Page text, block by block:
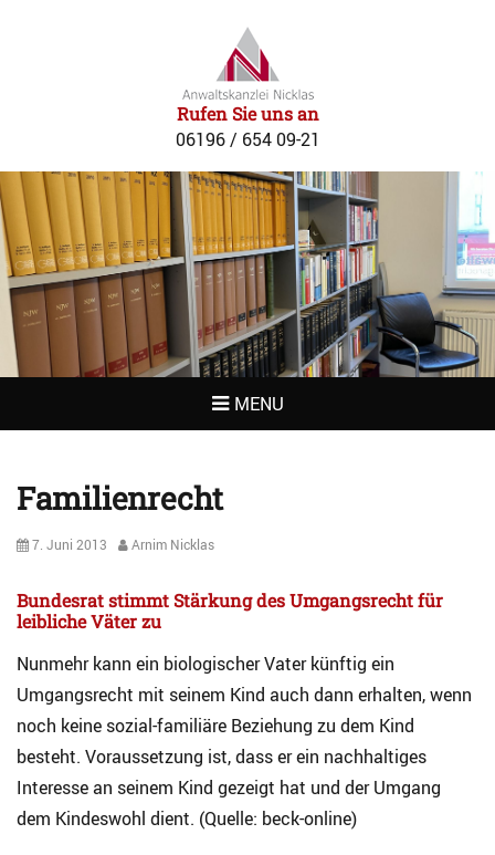
Rufen Sie uns an
06196 / 654 09-21
MENU
Familienrecht
Posted
7. Juni 2013 Author
Arnim Nicklas
Bundesrat stimmt Stärkung des Umgangsrecht für
leibliche Väter zu
Nunmehr kann ein biologischer Vater künftig ein
Umgangsrecht mit seinem Kind auch dann erhalten, wenn
noch keine sozial-familiäre Beziehung zu dem Kind
besteht. Voraussetzung ist, dass er ein nachhaltiges
Interesse an seinem Kind gezeigt hat und der Umgang
dem Kindeswohl dient. (Quelle: beck-online)